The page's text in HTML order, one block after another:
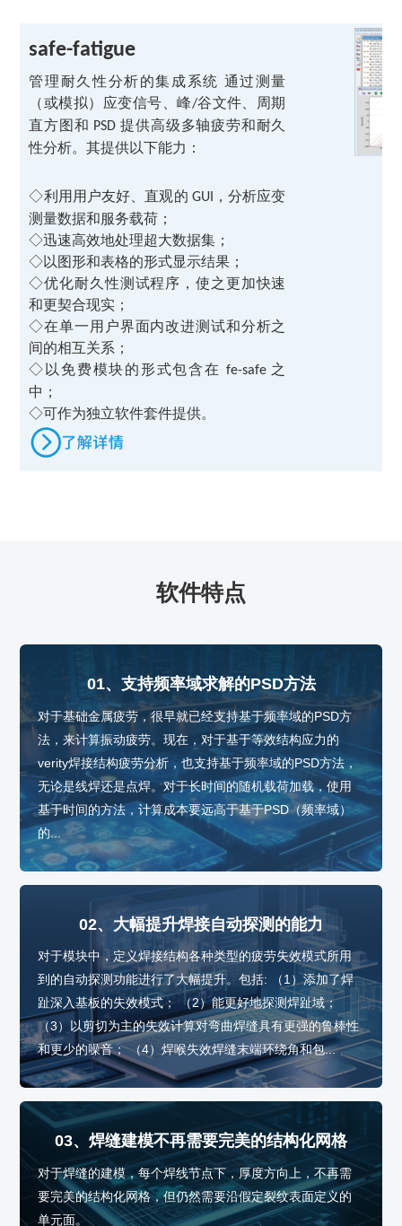
safe-fatigue
管理耐久性分析的集成系统 通过测量
（或模拟）应变信号、峰/谷文件、周期
直方图和 PSD提供高级多轴疲劳和耐久
性分析。其提供以下能力：
◇利用用户友好、直观的 GUI
，分析应变
测量数据和服务载荷；
◇迅速高效地处理超大数据集；
◇以图形和表格的形式显示结果；
◇优化耐久性测试程序，使之更加快速
和更契合现实；
◇在单一用户界面内改进测试和分析之
间的相互关系；
◇以免费模块的形式包含在 fe-safe 之
中；
◇可作为独立软件套件提供。
软件特点
01、支持频率域求解的PSD方法
对于基础金属疲劳，很早就已经支持基于频率域的PSD方
法，来计算振动疲劳。现在，对于基于等效结构应力的
verity焊接结构疲劳分析，也支持基于频率域的PSD方法，
无论是线焊还是点焊。对于长时间的随机载荷加载，使用
基于时间的方法，计算成本要远高于基于PSD（频率域）
的...
02、大幅提升焊接自动探测的能力
对于模块中，定义焊接结构各种类型的疲劳失效模式所用
到的自动探测功能进行了大幅提升。包括: （1）添加了焊
趾深入基板的失效模式； （2）能更好地探测焊趾域；
（3）以剪切为主的失效计算对弯曲焊缝具有更强的鲁棒性
和更少的噪音； （4）焊喉失效焊缝末端环绕角和包...
03、焊缝建模不再需要完美的结构化网格
对于焊缝的建模，每个焊线节点下，厚度方向上，不再需
要完美的结构化网格，但仍然需要沿假定裂纹表面定义的
单元面。